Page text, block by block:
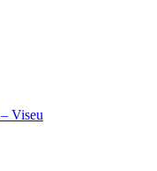
Viseu